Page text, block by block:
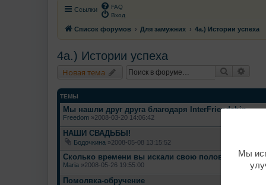
Ссылки
FAQ
Вход
Список форумов Для замужних 4a.) Истории успеха
4a.) Истории успеха
Новая тема Поиск
ТЕМЫ
Мы нашли друг друга благодаря InterFriendship
Freedom »2008-03-20 14:06:42
НАШИ СВАДЬБЫ!
Бодочкина »2008-05-08 13:15:52
Сколько времени вы искали свою половинку?!
Maria »2008-05-26 19:55:00
Помолвка-обручение
Мы